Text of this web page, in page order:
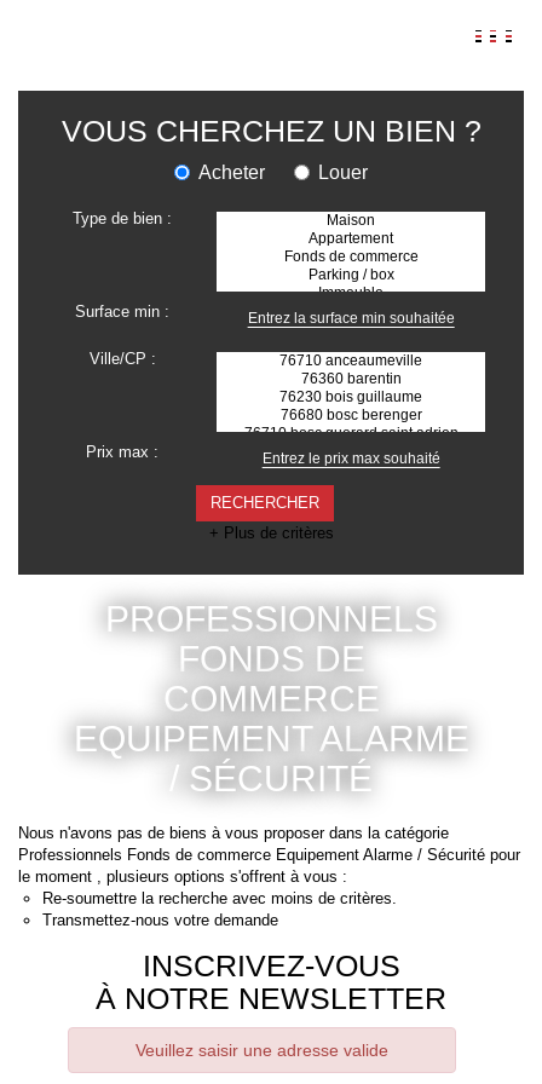
AGENCES
ANNONCES
VIAGER
IMMOBILIER D'ENTREPRISE
Locaux commerciaux
Bureaux
Fonds de commerces
FAIRE GÉRER
Gestion locative
Garantie Loyers impayés
Assurances
SYNDIC
RECRUTEMENT
SERVICES
Actualités
Partenaires
Le palmarès de l'entreprise
VOUS CHERCHEZ UN BIEN ?
Acheter Louer
Type de bien :
Surface min :
Ville/CP :
Prix max :
+ Plus de critères
PROFESSIONNELS
FONDS DE
COMMERCE
EQUIPEMENT ALARME
/ SÉCURITÉ
Nous n'avons pas de biens à vous proposer dans la catégorie
Professionnels Fonds de commerce Equipement Alarme / Sécurité pour
le moment , plusieurs options s'offrent à vous :
Re-soumettre la recherche avec moins de critères.
Transmettez-nous votre demande
INSCRIVEZ-VOUS
À NOTRE NEWSLETTER
Veuillez saisir une adresse valide